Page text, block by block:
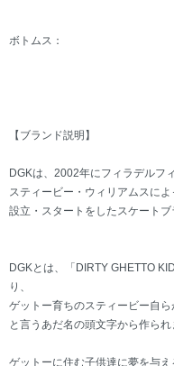
ボトムス：
【ブランド説明】
DGKは、2002年にフィラデルフ
スティービー・ウィリアムスによ
設立・スタートをしたスケートブ
DGKとは、「DIRTY GHETTO
り、
ゲットー育ちのスティービー自
と言うあだ名の頭文字から作られ
ゲットーに住む子供達に夢を与え